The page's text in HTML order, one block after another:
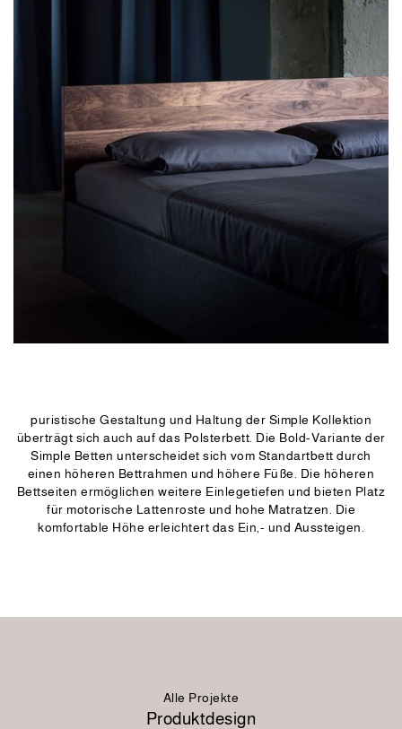
puristische Gestaltung und Haltung der Simple Kollektion
überträgt sich auch auf das Polsterbett. Die Bold-Variante der
Simple Betten unterscheidet sich vom Standartbett durch
einen höheren Bettrahmen und höhere Füße. Die höheren
Bettseiten ermöglichen weitere Einlegetiefen und bieten Platz
für motorische Lattenroste und hohe Matratzen. Die
komfortable Höhe erleichtert das Ein,- und Aussteigen.
Alle Projekte
Produktdesign